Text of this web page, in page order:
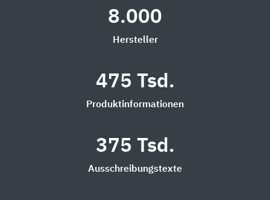
8.000
Hersteller
475 Tsd.
Produktinformationen
375 Tsd.
Ausschreibungstexte